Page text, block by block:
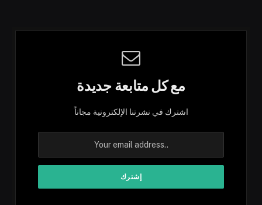
مع كل متابعة جديدة
اشترك في نشرتنا الإلكترونية مجاناً